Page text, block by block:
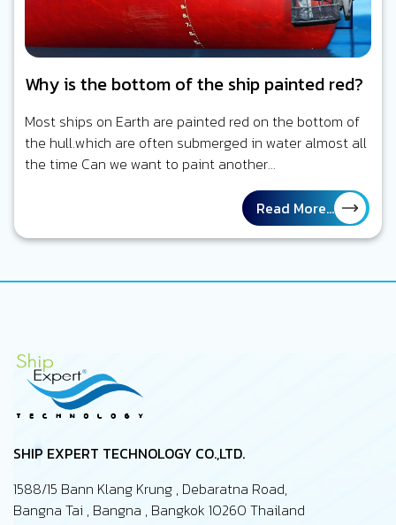
Why is the bottom of the ship painted red?
Most ships on Earth are painted red on the bottom of
the hull.which are often submerged in water almost all
the time Can we want to paint another…
Read More...
SHIP EXPERT TECHNOLOGY CO.,LTD.
1588/15 Bann Klang Krung , Debaratna Road,
Bangna Tai , Bangna , Bangkok 10260 Thailand